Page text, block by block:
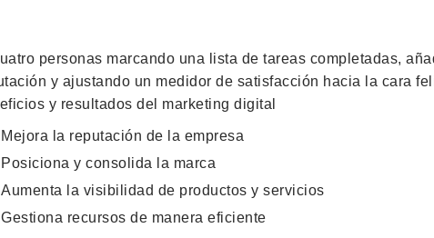
Mejora la reputación de la empresa
Posiciona y consolida la marca
Aumenta la visibilidad de productos y servicios
Gestiona recursos de manera eficiente